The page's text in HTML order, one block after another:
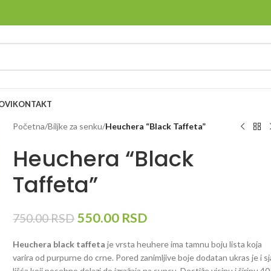
KONTAKT
Početna/Biljke za senku/Heuchera “Black Taffeta”
Heuchera “Black
Taffeta”
750.00RSD550.00 RSD
Heuchera black taffetaje vrsta heuhere ima tamnu boju lista koja
varira od purpurne do crne. Pored zanimljive boje dodatan ukras je i